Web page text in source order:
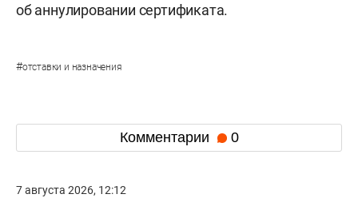
об аннулировании сертификата.
#отставки и назначения
Комментарии 0
7 августа 2026, 12:12